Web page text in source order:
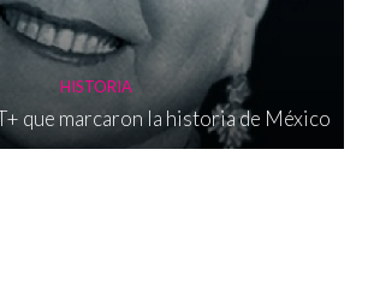
HISTORIA
que marcaron la historia de México